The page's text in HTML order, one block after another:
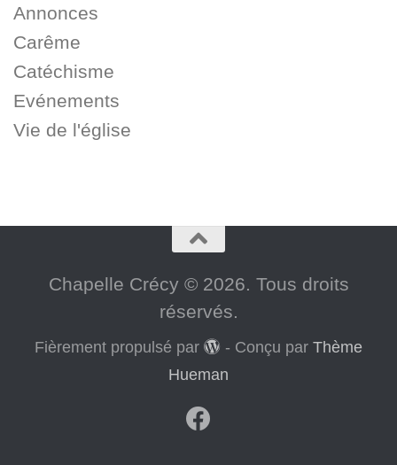
Annonces
Carême
Catéchisme
Evénements
Vie de l'église
Chapelle Crécy © 2026. Tous droits
réservés.
Fièrement propulsé par - Conçu par Thème
Hueman